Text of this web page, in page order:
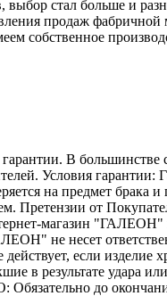
стал больше и
продаж
собственное
В большинстве
Условия гарантии:
на предмет брака
Претензии от
магазин
не несет
если изделие
в результате удара
до